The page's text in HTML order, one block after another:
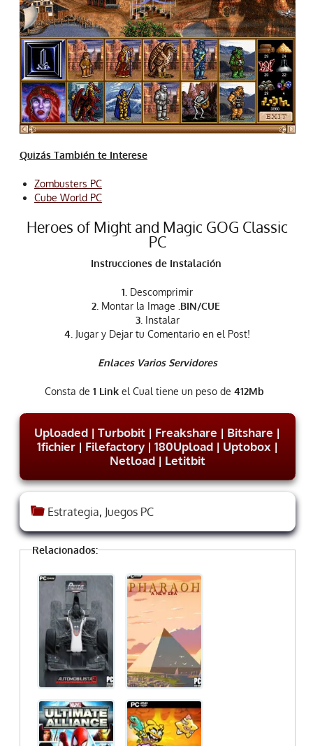
Quizás También te Interese
Zombusters PC
Cube World PC
Heroes of Might and Magic GOG Classic
PC
Instrucciones de Instalación
1. Descomprimir
2 . Montar la Image .BIN/CUE
3. Instalar
4. Jugar y Dejar tu Comentario en el Post!
Enlaces Varios Servidores
Consta de 1 Link el Cual tiene un peso de412Mb
Uploaded |Turbobit | Freakshare | Bitshare |
1fichier| Filefactory| 180Upload| Uptobox |
Netload| Letitbit
Estrategia, Juegos PC
Relacionados: